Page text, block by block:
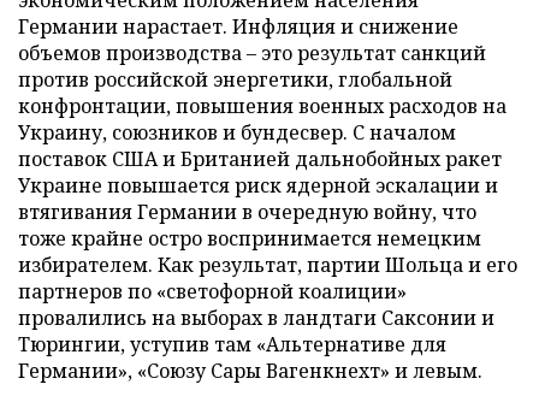
Германии нарастает. Инфляция и снижение
объемов производства – это результат санкций
против российской энергетики, глобальной
конфронтации, повышения военных расходов на
Украину, союзников и бундесвер. С началом
поставок США и Британией дальнобойных ракет
Украине повышается риск ядерной эскалации и
втягивания Германии в очередную войну, что
тоже крайне остро воспринимается немецким
избирателем. Как результат, партии Шольца и его
партнеров по «светофорной коалиции»
провалились на выборах в ландтаги Саксонии и
Тюрингии, уступив там «Альтернативе для
Германии», «Союзу Сары Вагенкнехт» и левым.